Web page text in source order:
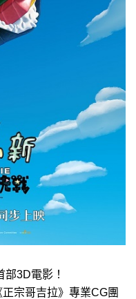
3D電影！
宗哥吉拉》專業CG團